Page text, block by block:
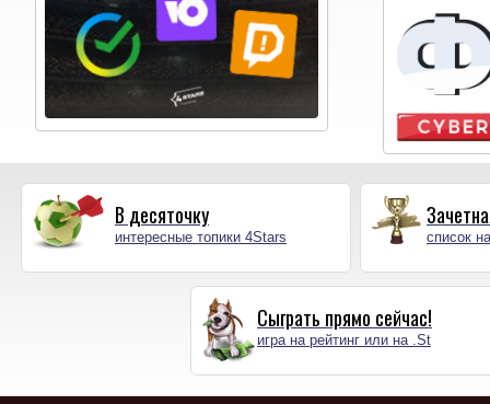
В десяточку
интересные топики 4Stars список
Сыграть прямо сейчас!
игра на рейтинг или на .St